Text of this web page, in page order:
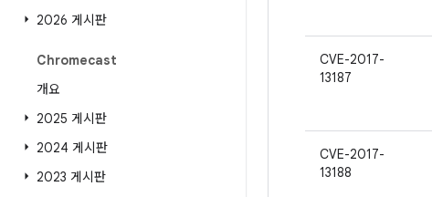
2026 게시판
Chromecast
개요
2025 게시판
2024 게시판
2023 게시판
CVE-2017-
13187
CVE-2017-
13188